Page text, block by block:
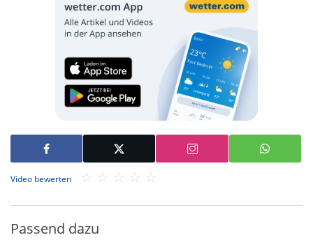
Video bewerten
Passend dazu